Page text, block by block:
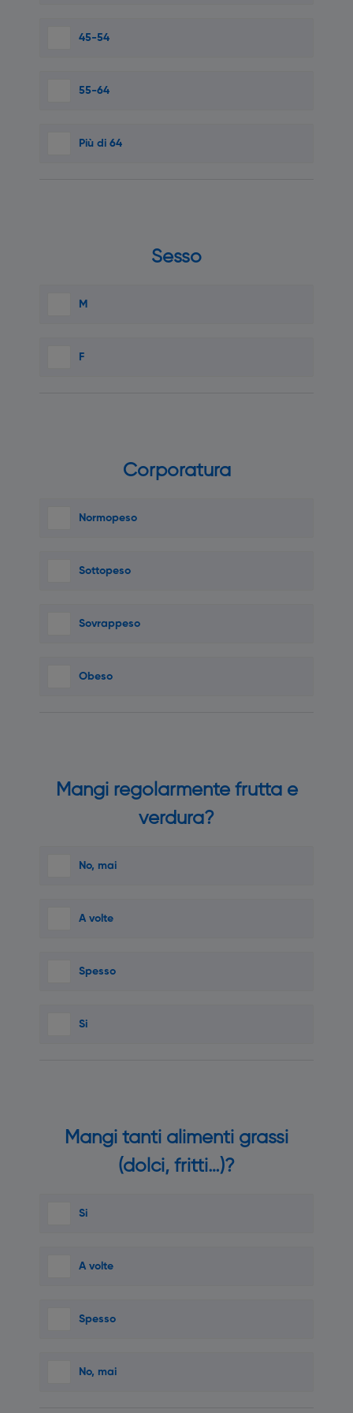
45-54
55-64
Più di 64
Sesso
M
F
Corporatura
Normopeso
Sottopeso
Sovrappeso
Obeso
Mangi regolarmente frutta e
verdura?
No, mai
A volte
Spesso
Si
Mangi tanti alimenti grassi
(dolci, fritti…)?
Si
A volte
Spesso
No, mai